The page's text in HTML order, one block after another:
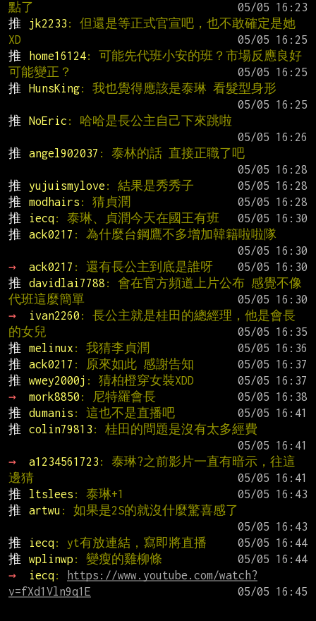
點了
推
jk2233 : 但還是等正式官宣吧，也不敢確定是她
XD
推
home16124: 可能先代班小安的班？市場反應良好
可能變正？
推
HunsKing: 我也覺得應該是泰琳 看髮型身形
推
NoEric : 哈哈是長公主自己下來跳啦
推
angel902037 : 泰林的話 直接正職了吧
推
yujuismylove : 結果是秀秀子
推
modhairs : 猜貞潤
推
iecq: 泰琳、貞潤今天在國王有班
推
ack0217 : 為什麼台鋼鷹不多增加韓籍啦啦隊
→
ack0217 : 還有長公主到底是誰呀
推
davidlai7788 : 會在官方頻道上片公布 感覺不像
代班這麼簡單
→
ivan2260 : 長公主就是桂田的總經理，他是會長
的女兒
推
melinux : 我猜李貞潤
推
ack0217 : 原來如此 感謝告知
推
wwey2000j : 猜柏橙穿女裝XDD
→
mork8850 : 尼特羅會長
推
dumanis : 這也不是直播吧
推
colin79813 : 桂田的問題是沒有太多經費
→
a1234561723 : 泰琳?之前影片一直有暗示，往這
邊猜
推
ltslees : 泰琳+1
推
artwu : 如果是2S的就沒什麼驚喜感了
推
iecq: yt有放連結，寫即將直播
推
wplinwp : 變瘦的雞柳條
→
iecq:
https://www.youtube.com/watch?
v=fXd1Vln9q1E